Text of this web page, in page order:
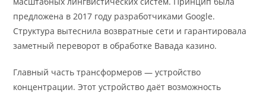
предложена в 2017 году разработчиками Google.
Структура вытеснила возвратные сети и гарантировала
заметный переворот в обработке Вавада казино.
Главный часть трансформеров — устройство
концентрации. Этот устройство даёт возможность